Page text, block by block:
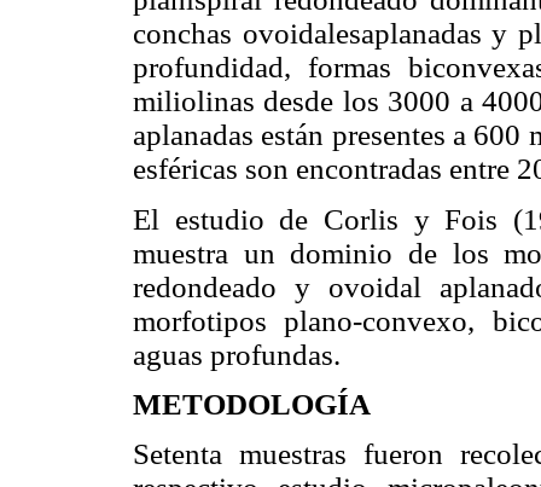
conchas ovoidalesaplanadas y
profundidad, formas
miliolinas desde los 3000 a
aplanadas están presentes a
esféricas son encontradas entre
El estudio de Corlis y Fois
muestra un dominio de los
redondeado y ovoidal
morfotipos plano-convexo,
aguas profundas.
METODOLOGÍA
Setenta muestras fueron